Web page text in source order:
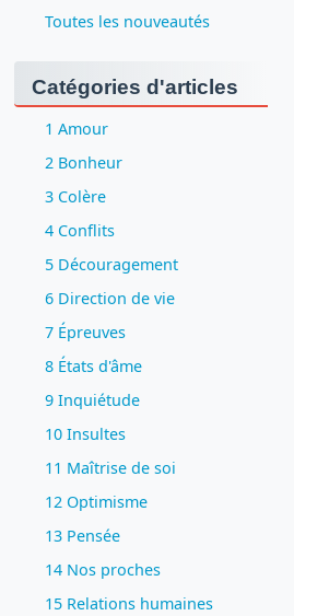
Toutes les nouveautés
Catégories d'articles
1 Amour
2 Bonheur
3 Colère
4 Conflits
5 Découragement
6 Direction de vie
7 Épreuves
8 États d'âme
9 Inquiétude
10 Insultes
11 Maîtrise de soi
12 Optimisme
13 Pensée
14 Nos proches
15 Relations humaines